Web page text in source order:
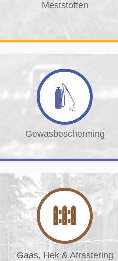
Meststoffen
Gewasbescherming
Gaas, Hek & Afrastering